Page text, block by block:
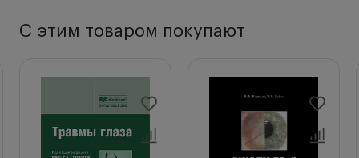
Диагностика аллергического риноконъюнктивита у
детей
Лечение аллергического риноконъюнктивита
Памятка больному с аллергическим ринитом
Список литературы.
С этим товаром покупают